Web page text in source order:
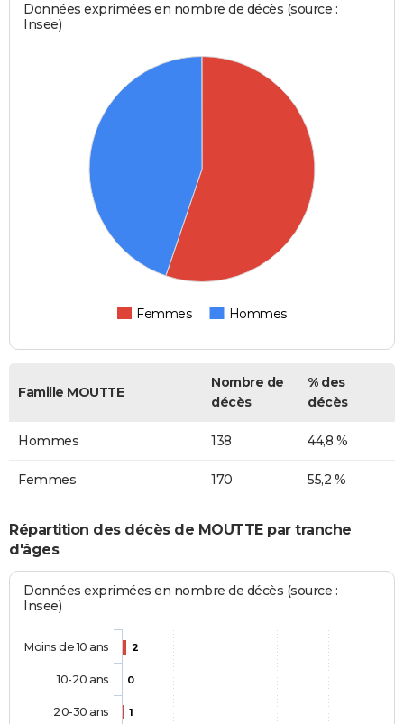
Données exprimées en nombre de décès (source :
Insee)
Femmes Hommes
Famille MOUTTE
Nombre de
décès
% des
décès
Hommes 138 44,8 %
Femmes 170 55,2 %
Répartition des décès de MOUTTE par tranche
d'âges
Données exprimées en nombre de décès (source :
Insee)
2
0
1
Moins de 10 ans
10-20 ans
20-30 ans